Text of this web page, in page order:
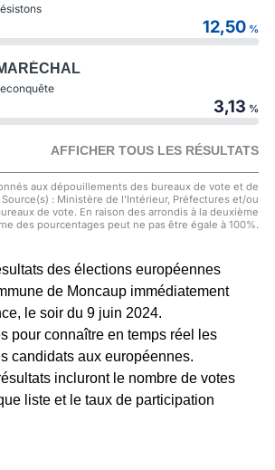
12,50 %
3,13 %
AFFICHER TOUS LES RÉSULTATS
aux dépouillements des bureaux de vote et de
: Ministère de l'Intérieur, Préfectures et/ou
de vote. En raison des arrondis à la deuxième
des pourcentages peut ne pas être égale à 100%.
des élections européennes
de Moncaup immédiatement
le soir du 9 juin 2024.
pour connaître en temps réel les
candidats aux européennes.
incluront le nombre de votes
liste et le taux de participation